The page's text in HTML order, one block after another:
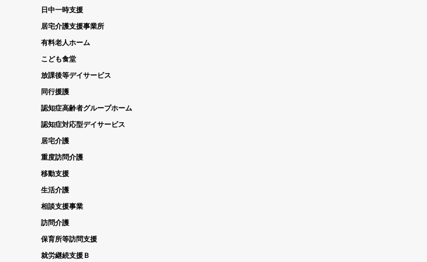
日中一時支援
居宅介護支援事業所
有料老人ホーム
こども食堂
放課後等デイサービス
同行援護
認知症高齢者グループホーム
認知症対応型デイサービス
居宅介護
重度訪問介護
移動支援
生活介護
相談支援事業
訪問介護
保育所等訪問支援
就労継続支援Ｂ